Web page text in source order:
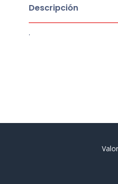
Descripción
.